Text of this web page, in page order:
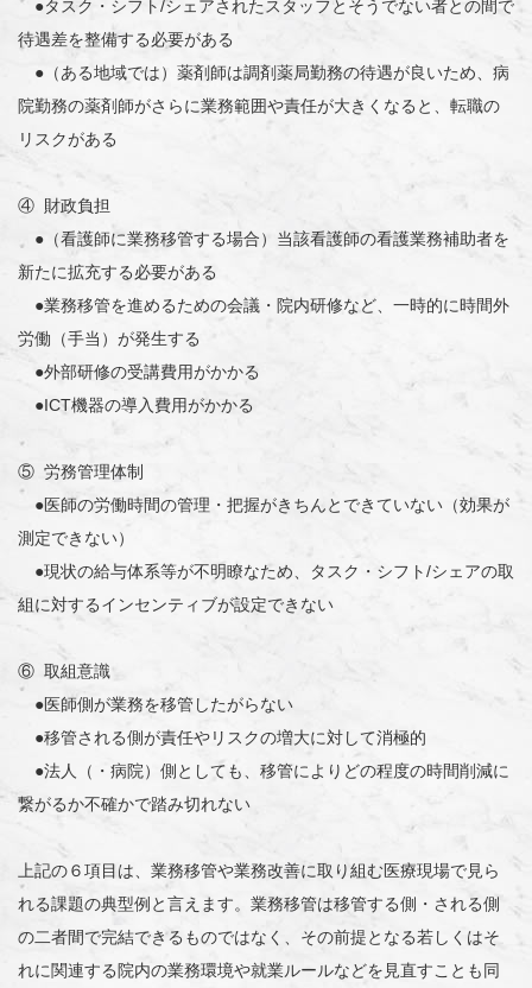
●タスク・シフト/シェアされたスタッフとそうでない者との間で
待遇差を整備する必要がある
●（ある地域では）薬剤師は調剤薬局勤務の待遇が良いため、病
院勤務の薬剤師がさらに業務範囲や責任が大きくなると、転職の
リスクがある
④ 財政負担
●（看護師に業務移管する場合）当該看護師の看護業務補助者を
新たに拡充する必要がある
●業務移管を進めるための会議・院内研修など、一時的に時間外
労働（手当）が発生する
●外部研修の受講費用がかかる
●ICT機器の導入費用がかかる
⑤ 労務管理体制
●医師の労働時間の管理・把握がきちんとできていない（効果が
測定できない）
●現状の給与体系等が不明瞭なため、タスク・シフト/シェアの取
組に対するインセンティブが設定できない
⑥ 取組意識
●医師側が業務を移管したがらない
●移管される側が責任やリスクの増大に対して消極的
●法人（・病院）側としても、移管によりどの程度の時間削減に
繋がるか不確かで踏み切れない
上記の６項目は、業務移管や業務改善に取り組む医療現場で見ら
れる課題の典型例と言えます。業務移管は移管する側・される側
の二者間で完結できるものではなく、その前提となる若しくはそ
れに関連する院内の業務環境や就業ルールなどを見直すことも同